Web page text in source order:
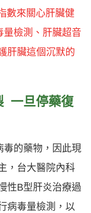
數來關心肝臟健
量檢測、肝臟超音
肝臟這個沉默的
一旦停藥復
毒的藥物，因此現
，台大醫院內科
性B型肝炎治療過
病毒量檢測，以